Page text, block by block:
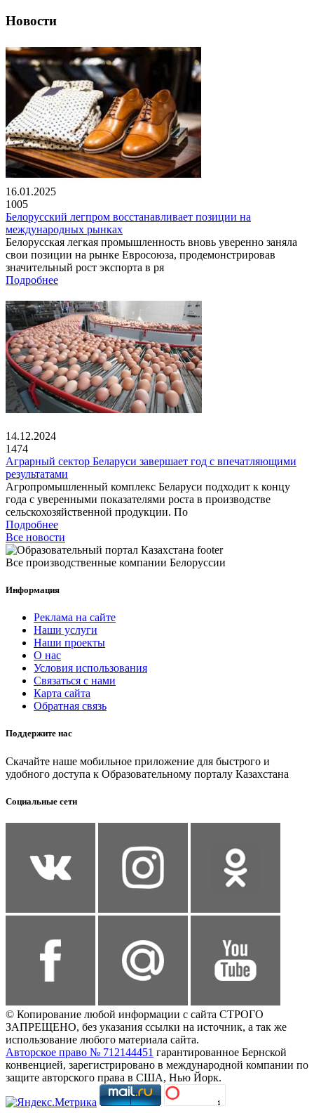
Новости
16.01.2025
1005
Белорусский легпром восстанавливает позиции на
международных рынках
Белорусская легкая промышленность вновь уверенно заняла
свои позиции на рынке Евросоюза, продемонстрировав
значительный рост экспорта в ря
Подробнее
14.12.2024
1474
Аграрный сектор Беларуси завершает год с впечатляющими
результатами
Агропромышленный комплекс Беларуси подходит к концу
года с уверенными показателями роста в производстве
сельскохозяйственной продукции. По
Подробнее
Все новости
Все производственные компании Белоруссии
Информация
Реклама на сайте
Наши услуги
Наши проекты
О нас
Условия использования
Связаться с нами
Карта сайта
Обратная связь
Поддержите нас
Скачайте наше мобильное приложение для быстрого и
удобного доступа к Образовательному порталу Казахстана
Социальные сети
© Копирование любой информации с сайта СТРОГО
ЗАПРЕЩЕНО, без указания ссылки на источник, а так же
использование любого материала сайта.
Авторское право № 712144451 гарантированное Бернской
конвенцией, зарегистрировано в международной компании по
защите авторского права в США, Нью Йорк.